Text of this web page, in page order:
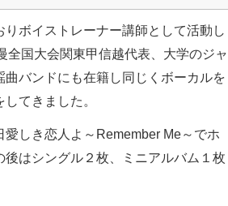
ボイストレーナー講師として活動し
国大会関東甲信越代表、大学のジャ
バンドにも在籍し同じくボーカルを
てきました。
しき恋人よ～Remember Me～でホ
はシングル２枚、ミニアルバム１枚